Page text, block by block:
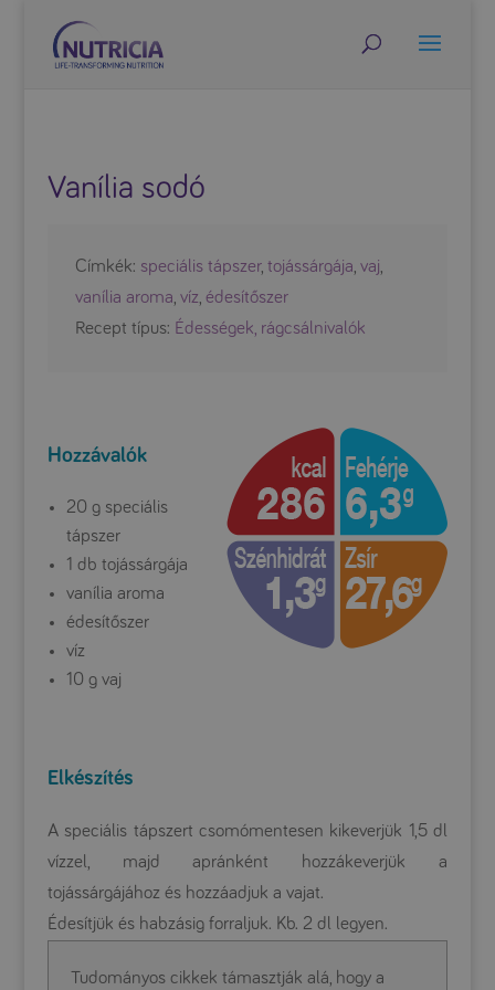
Vanília sodó
Címkék: speciális tápszer, tojássárgája, vaj,
vanília aroma, víz, édesítőszer
Recept típus: Édességek, rágcsálnivalók
Hozzávalók
20 g speciális
tápszer
1 db tojássárgája
vanília aroma
édesítőszer
víz
10 g vaj
Elkészítés
A speciális tápszert csomómentesen kikeverjük 1,5 dl
vízzel, majd apránként hozzákeverjük a
tojássárgájához és hozzáadjuk a vajat.
Édesítjük és habzásig forraljuk. Kb. 2 dl legyen.
Tudományos cikkek támasztják alá, hogy a